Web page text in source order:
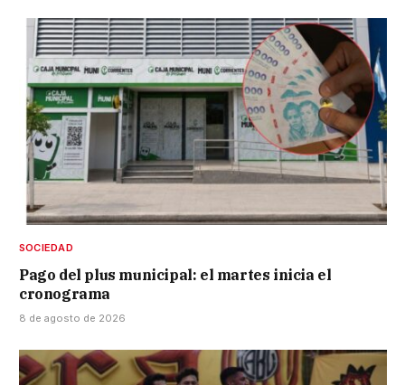
SOCIEDAD
Pago del plus municipal: el martes inicia el
cronograma
8 de agosto de 2026